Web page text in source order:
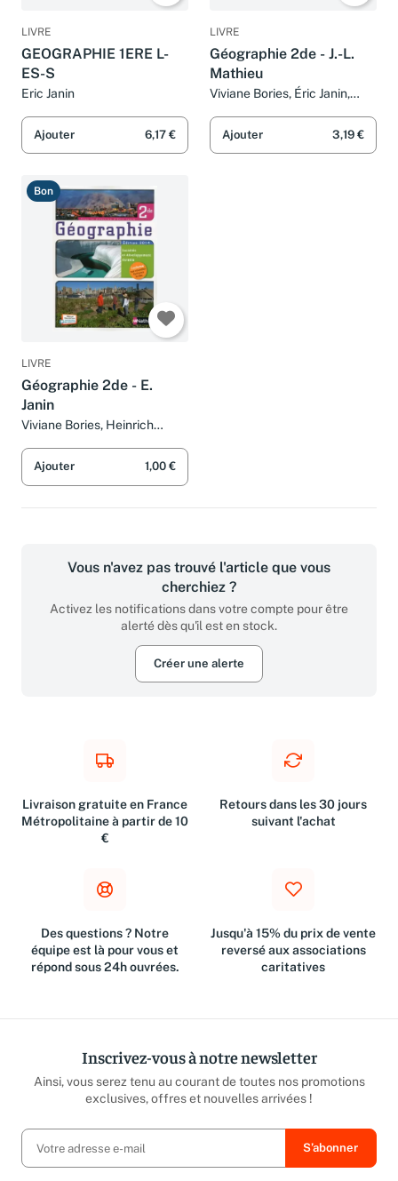
LIVRE
GEOGRAPHIE 1ERE L-
ES-S
Eric Janin
Ajouter 6,17 €
LIVRE
Géographie 2de - J.-L.
Mathieu
Viviane Bories, Éric Janin,
Tessier, Valérie Courtot et
Jean-Louis Mathieu
Ajouter 3,19 €
Bon
LIVRE
Géographie 2de - E.
Janin
Viviane Bories, Heinrich
François Tessier et Éric Janin
Ajouter 1,00 €
Vous n'avez pas trouvé l'article que vous
cherchiez ?
Activez les notifications dans votre compte pour être
alerté dès qu'il est en stock.
Créer une alerte
Livraison gratuite en France
Métropolitaine à partir de 10
€
Retours dans les 30 jours
suivant l'achat
Des questions ? Notre
équipe est là pour vous et
répond sous 24h ouvrées.
Jusqu'à 15% du prix de vente
reversé aux associations
caritatives
Inscrivez-vous à notre newsletter
Ainsi, vous serez tenu au courant de toutes nos promotions
exclusives, offres et nouvelles arrivées !